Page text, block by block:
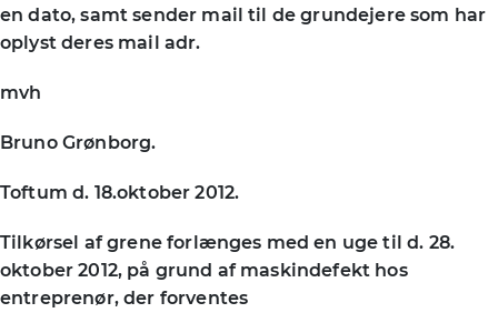
en dato, samt sender mail til de grundejere som har
oplyst deres mail adr.
mvh
Bruno Grønborg.
Toftum d. 18.oktober 2012.
Tilkørsel af grene forlænges med en uge til d. 28.
oktober 2012, på grund af maskindefekt hos
entreprenør, der forventes